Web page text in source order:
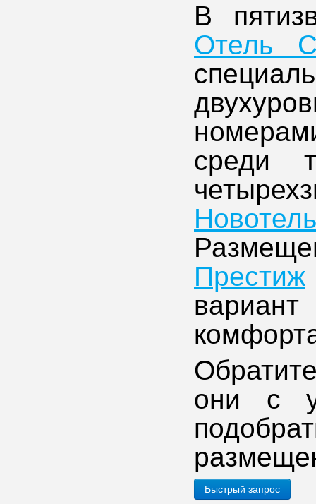
В
Отель
среди
Престиж
они с
Быстрый запрос